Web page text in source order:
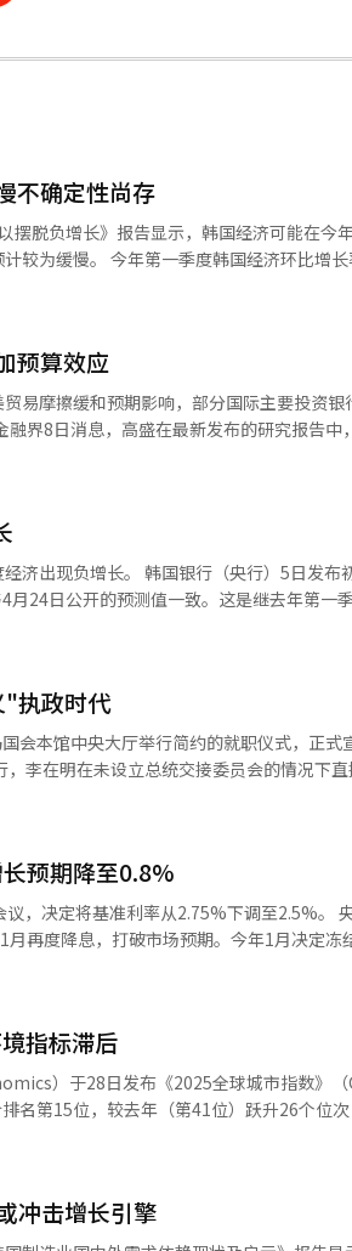
不确定性尚存
摆脱负增长》报告显示，韩国经济可能在今
增长率为-0.2%，呈
第二季度有望实现经济反弹。 数据显示，反映当
韩国经济可能面临骤然下滑的风险。 关于韩国经济
括出现缓慢恢复的“U形”复苏、形似耐克
济研究院把“钩形”复
即将进入复苏阶段，但改善速度慢于去年下
重于提升未来潜力而非刺激当前经济，货币
是美国关税风险的缓解、中美两国增长前
这一上调主要受韩国财政政策的积极影响。
预算效应
易摩擦缓和预期影响，部分国际主要投资银
美国关税不确定性有所缓解，中美两国经济
将拉动GDP增长0.3个百分点。 巴克莱银行同样在
0.9%上调至1%，明年预期则从1.4%提升至
极影响。不过，该行也提醒，若财政刺激措
下调反映出韩国经济面临的严
对出口导向型的韩国经济构成重大威胁。韩
来的不确定性直接影响企业的生产决策。
行）5日发布初步统计数据
24日公开的预测值一致。这是继去年第一
的增长后，时隔三个季度再次出现负增长。
上一季度持平。 出口因化工产品、机械设
从第一季度各领域对经济的贡献度
低增长率0.5个百分点，拉低整体经济增速
体下降0.2%，金融保险、信息
比增长1.5%，按照韩元标准为5012万韩元
比，人均GNI和增幅均有所上升。
"执政时代
会本馆中央大厅举行简约的就职仪式，正式
誓、就职致辞及退场等核心程序。 行政安全部表
。 李在明在就职致辞中首先表示，今
容并服务全体国民的“全民总统”。他强调
复因政治对立而遭滥用的安保与和平，因
历史性转型的十字路
危机叠加。他援引“六月玫瑰”的意象称：
，以国家财政为引水工程，推动经济重回良
盘的统合政府、以务实为原则的实用政府。” 在
社会的分裂政治，推动国家走向稳定与可持
主主义崩溃的真相，依法追责并建立再发防
位为“实用市场主义政府”，提出将从“管
预期降至0.8%
基准利率从2.75%下调至2.5%。 央行去年10月下
再度降息，打破市场预期。今年1月决定冻
明中表示，鉴于经济增长预期
续降息提振经济的效果可能有限，反而可能
协）的家庭贷款余额达到746.4917万亿韩元
长预期，从此前的
关税政策等多重不利因素叠加。 韩国开发研究院
或将摆脱低增长困局视为当务之急，预计下半年仍有
指标滞后
）于28日发布《2025全球城市指数》
名第15位，较去年（第41位）跃升26个位
在人力资本领域表现突出，但在环境质量等
有雄厚的产业基础和完备的经济体系，但受
冲击增长引擎